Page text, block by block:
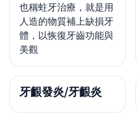
也稱蛀牙治療，就是用
人造的物質補上缺損牙
體，以恢復牙齒功能與
美觀
牙齦發炎/牙齦炎